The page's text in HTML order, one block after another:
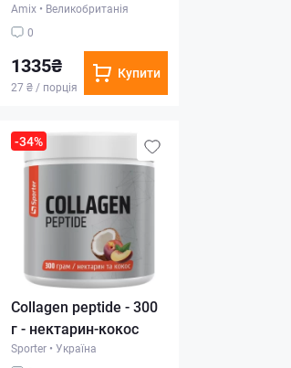
Amix • Великобританія
0
1335₴
27 ₴ / порція
Купити
-34%
Collagen peptide - 300
г - нектарин-кокос
Sporter • Україна